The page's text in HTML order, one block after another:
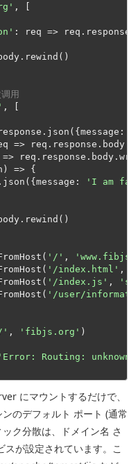
, [
: req =>
用
, [
message :
=>
=>
) => {
message :
'I am
'/' ,
'/index.html' ,
'/index.js' ,
'/user/
' , 'fibjs.org' )
'Error: Routing:
にマウントするだけで、
のデフォルト ポート (通常
ク分散は、ドメイン名 さ
スが設定されています。こ